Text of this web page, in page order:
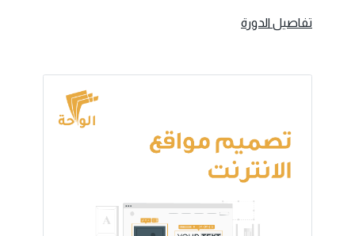
تفاصيل الدورة